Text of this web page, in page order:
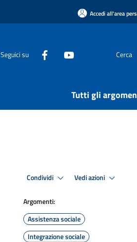
Accedi all'area
Seguici su Cerca
Tutti gli
Condividi Vedi azioni
Argomenti:
Assistenza sociale
Integrazione sociale